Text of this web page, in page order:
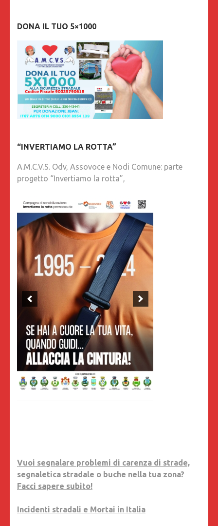
DONA IL TUO 5×1000
“INVERTIAMO LA ROTTA”
A.M.C.V.S. Odv, Assovoce e Nodi Comune: parte
progetto “Invertiamo la rotta”,
Vuoi segnalare problemi di carenza di strade,
segnaletica stradale o buche nella tua zona?
Facci sapere subito!
Incidenti stradali e Mortai in Italia